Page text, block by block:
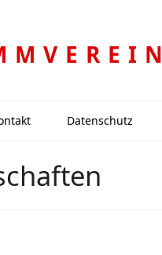
Datenschutz